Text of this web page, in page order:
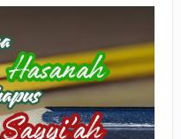
UANG?